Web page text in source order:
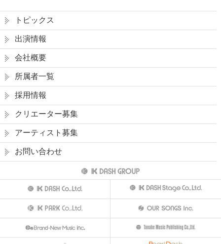
トピックス
出演情報
会社概要
所属者一覧
採用情報
クリエーター募集
アーティスト募集
お問い合わせ